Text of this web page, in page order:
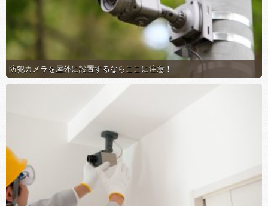
防犯カメラを屋外に設置するならここに注意！